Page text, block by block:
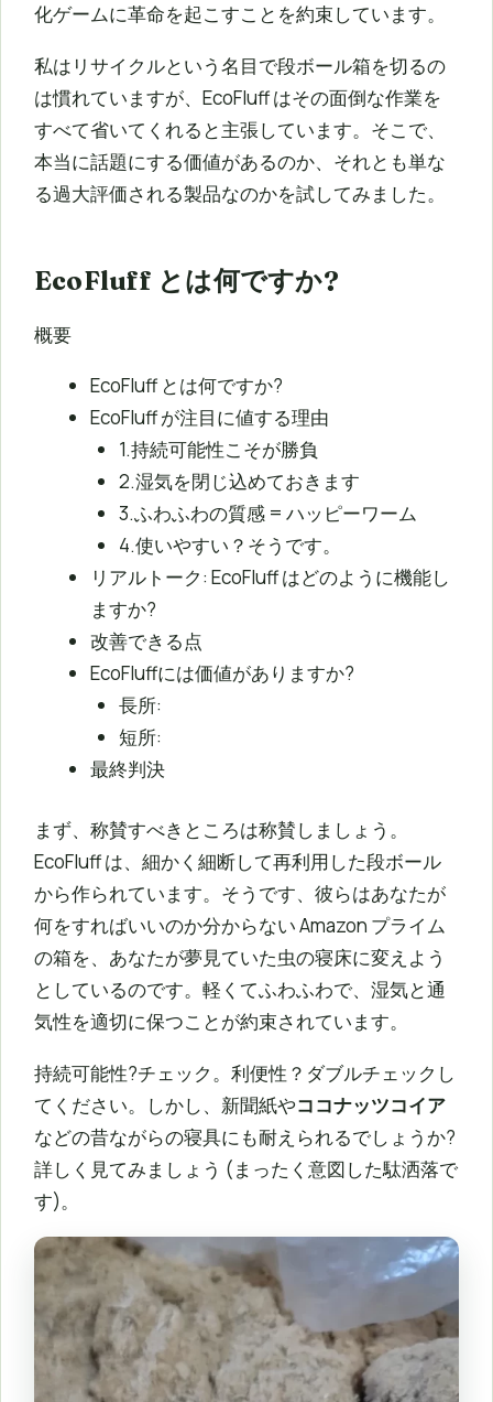
化ゲームに革命を起こすことを約束しています。
私はリサイクルという名目で段ボール箱を切るの
は慣れていますが、EcoFluff はその面倒な作業を
すべて省いてくれると主張しています。そこで、
本当に話題にする価値があるのか、それとも単な
る過大評価される製品なのかを試してみました。
EcoFluff とは何ですか?
概要
EcoFluff とは何ですか?
EcoFluff が注目に値する理由
1.持続可能性こそが勝負
2.湿気を閉じ込めておきます
3.ふわふわの質感 = ハッピーワーム
4.使いやすい？そうです。
リアルトーク: EcoFluff はどのように機能し
ますか?
改善できる点
EcoFluffには価値がありますか?
長所:
短所:
最終判決
まず、称賛すべきところは称賛しましょう。
EcoFluff は、細かく細断して再利用した段ボール
から作られています。そうです、彼らはあなたが
何をすればいいのか分からない Amazon プライム
の箱を、あなたが夢見ていた虫の寝床に変えよう
としているのです。軽くてふわふわで、湿気と通
気性を適切に保つことが約束されています。
持続可能性?チェック。利便性？ダブルチェックし
てください。しかし、新聞紙やココナッツコイア
などの昔ながらの寝具にも耐えられるでしょうか?
詳しく見てみましょう (まったく意図した駄洒落で
す)。